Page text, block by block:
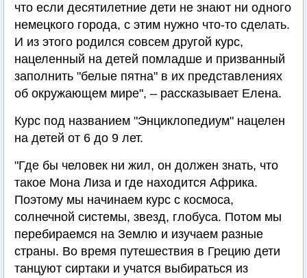
что если десятилетние дети не знают ни одного
немецкого города, с этим нужно что-то сделать.
И из этого родился совсем другой курс,
нацеленный на детей помладше и призванный
заполнить "белые пятна" в их представлениях
об окружающем мире", – рассказывает Елена.
Курс под названием "Энциклопедиум" нацелен
на детей от 6 до 9 лет.
"Где бы человек ни жил, он должен знать, что
такое Мона Лиза и где находится Африка.
Поэтому мы начинаем курс с космоса,
солнечной системы, звезд, глобуса. Потом мы
перебираемся на Землю и изучаем разные
страны. Во время путешествия в Грецию дети
танцуют сиртаки и учатся выбираться из